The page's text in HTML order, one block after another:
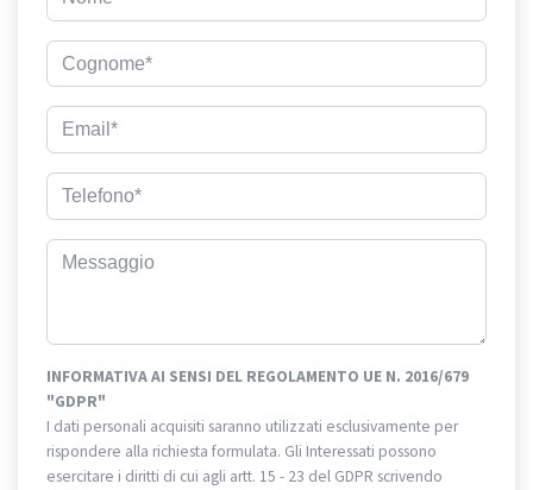
INFORMATIVA AI SENSI DEL REGOLAMENTO UE N. 2016/679
"GDPR"
I dati personali acquisiti saranno utilizzati esclusivamente per
rispondere alla richiesta formulata. Gli Interessati possono
esercitare i diritti di cui agli artt. 15 - 23 del GDPR scrivendo